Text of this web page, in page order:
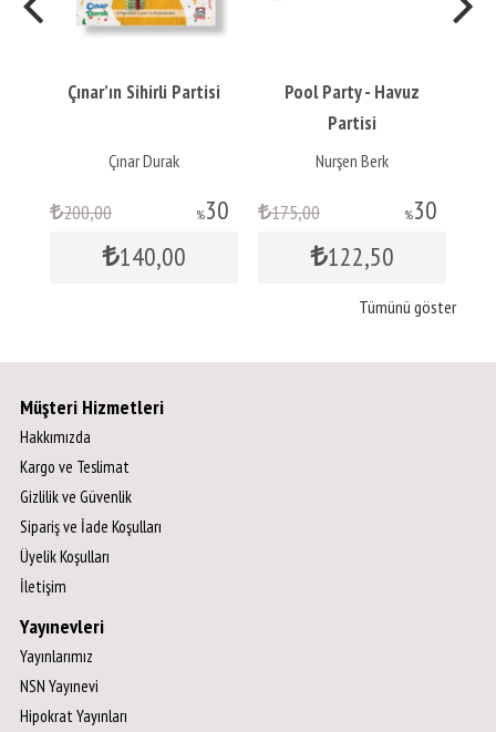
Çınar’ın Sihirli Partisi
Çınar Durak
%30
200,00
140,00
Pool Party - Havuz
Partisi
Nurşen Berk
%30
175,00
122,50
Tümünü göster
Müşteri Hizmetleri
Hakkımızda
Kargo ve Teslimat
Gizlilik ve Güvenlik
Sipariş ve İade Koşulları
Üyelik Koşulları
İletişim
Yayınevleri
Yayınlarımız
NSN Yayınevi
Hipokrat Yayınları